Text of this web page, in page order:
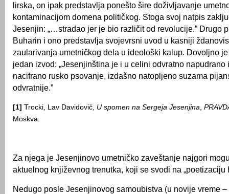
lirska, on ipak predstavlja ponešto šire doživljavanje
kontaminacijom domena političkog. Stoga svoj natpis
Jesenjin: „…stradao jer je bio različit od revolucije.” Drugo
Buharin i ono predstavlja svojevrsni uvod u kasniji
zaularivanja umetničkog dela u ideološki kalup. Dovoljno
jedan izvod: „Jesenjinština je i u celini odvratno napudrano
nacifrano rusko psovanje, izdašno natopljeno suzama
odvratnije.”
[1] Trocki, Lav Davidovič, U spomen na Sergeja Jesenjina,
Moskva.
Za njega je Jesenjinovo umetničko zaveštanje najgori
aktuelnog književnog trenutka, koji se svodi na „poetizaciju
Nedugo posle Jesenjinovog samoubistva (u novije vreme –